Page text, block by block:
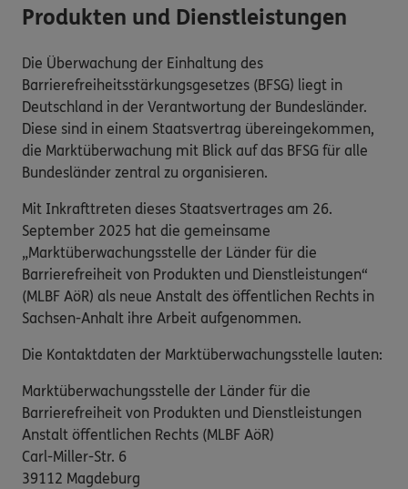
Produkten und Dienstleistungen
Die Überwachung der Einhaltung des
Barrierefreiheitsstärkungsgesetzes (BFSG) liegt in
Deutschland in der Verantwortung der Bundesländer.
Diese sind in einem Staatsvertrag übereingekommen,
die Marktüberwachung mit Blick auf das BFSG für alle
Bundesländer zentral zu organisieren.
Mit Inkrafttreten dieses Staatsvertrages am 26.
September 2025 hat die gemeinsame
„Marktüberwachungsstelle der Länder für die
Barrierefreiheit von Produkten und Dienstleistungen“
(MLBF AöR) als neue Anstalt des öffentlichen Rechts in
Sachsen-Anhalt ihre Arbeit aufgenommen.
Die Kontaktdaten der Marktüberwachungsstelle lauten:
Marktüberwachungsstelle der Länder für die
Barrierefreiheit von Produkten und Dienstleistungen
Anstalt öffentlichen Rechts (MLBF AöR)
Carl-Miller-Str. 6
39112 Magdeburg